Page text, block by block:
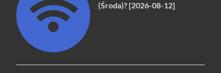
(Środa)? [2026-08-12]